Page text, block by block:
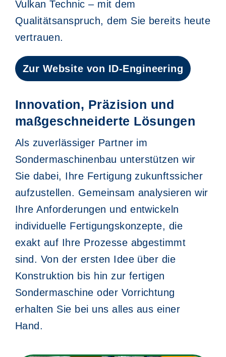
Vulkan Technic – mit dem
Qualitätsanspruch, dem Sie bereits heute
vertrauen.
Zur Website von ID-Engineering
Innovation, Präzision und
maßgeschneiderte Lösungen
Als zuverlässiger Partner im
Sondermaschinenbau unterstützen wir
Sie dabei, Ihre Fertigung zukunftssicher
aufzustellen. Gemeinsam analysieren wir
Ihre Anforderungen und entwickeln
individuelle Fertigungskonzepte, die
exakt auf Ihre Prozesse abgestimmt
sind. Von der ersten Idee über die
Konstruktion bis hin zur fertigen
Sondermaschine oder Vorrichtung
erhalten Sie bei uns alles aus einer
Hand.